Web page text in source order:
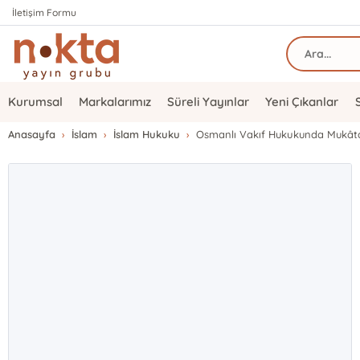
İletişim Formu
Kurumsal Markalarımız Süreli Yayınlar Yeni Çıkanlar
Anasayfa İslam İslam Hukuku Osmanlı Vakıf Hukukunda